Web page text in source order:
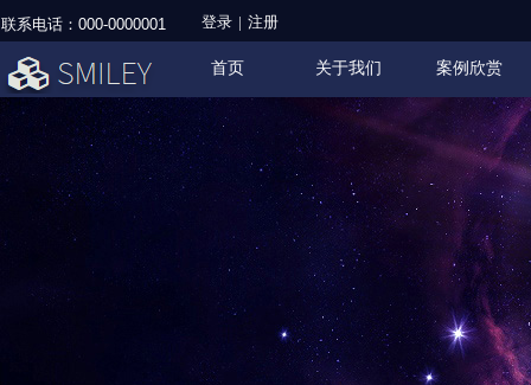
联系电话： 000-0000001 登录 | 注册
首页 关于我们 案例欣赏